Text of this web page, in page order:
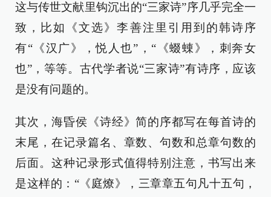
这与传世文献里钩沉出的“三家诗”序几乎完全一
致，比如《文选》李善注里引用到的韩诗序
有“《汉广》，悦人也”，“《蝃蝀》，刺奔女
也”，等等。古代学者说“三家诗”有诗序，应该
是没有问题的。
其次，海昏侯《诗经》简的序都写在每首诗的
末尾，在记录篇名、章数、句数和总章句数的
后面。这种记录形式值得特别注意，书写出来
是这样的：“《庭燎》，三章章五句凡十五句，